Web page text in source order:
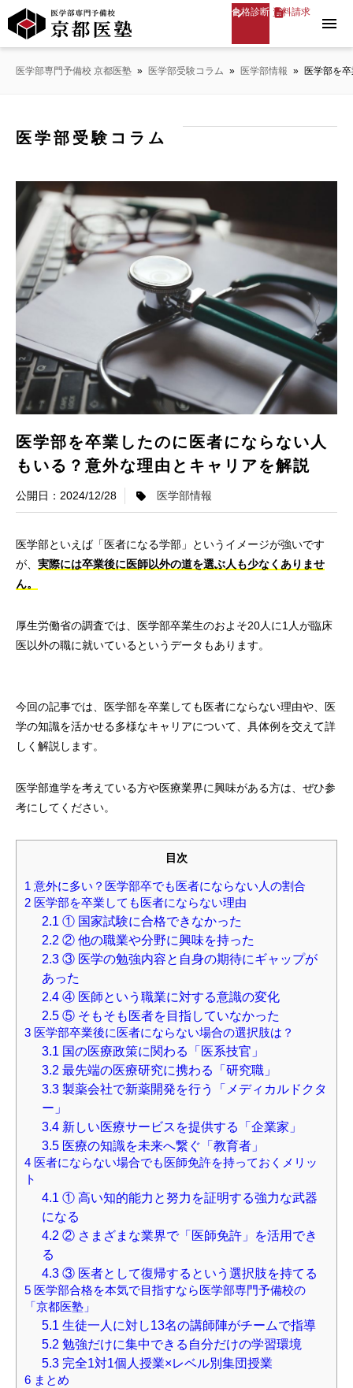
合格診断 資料請求
menu
医学部専門予備校 京都医塾 » 医学部受験コラム » 医学部情報 » 医学部を
医学部受験コラム
医学部を卒業したのに医者にならない人
もいる？意外な理由とキャリアを解説
2024/12/28 医学部情報
医学部といえば「医者になる学部」というイメージが強いです
が、 実際には卒業後に医師以外の道を選ぶ人も少なくありませ
ん。
厚生労働省の調査では、医学部卒業生のおよそ20人に1人が臨床
医以外の職に就いているというデータもあります。
今回の記事では、医学部を卒業しても医者にならない理由や、医
学の知識を活かせる多様なキャリアについて、具体例を交えて詳
しく解説します。
医学部進学を考えている方や医療業界に興味がある方は、ぜひ参
考にしてください。
目次
1 意外に多い？医学部卒でも医者にならない人の割合
2 医学部を卒業しても医者にならない理由
2.1 ① 国家試験に合格できなかった
2.2 ② 他の職業や分野に興味を持った
2.3③ 医学の勉強内容と自身の期待にギャップが
あった
2.4④ 医師という職業に対する意識の変化
2.5⑤ そもそも医者を目指していなかった
3 医学部卒業後に医者にならない場合の選択肢は？
3.1 国の医療政策に関わる「医系技官」
3.2 最先端の医療研究に携わる「研究職」
3.3製薬会社で新薬開発を行う「メディカルドクタ
ー」
3.4新しい医療サービスを提供する「企業家」
3.5医療の知識を未来へ繋ぐ「教育者」
4 医者にならない場合でも医師免許を持っておくメリッ
ト
4.1 ① 高い知的能力と努力を証明する強力な武器
になる
4.2 ② さまざまな業界で「医師免許」を活用でき
る
4.3③ 医者として復帰するという選択肢を持てる
5 医学部合格を本気で目指すなら医学部専門予備校の
「京都医塾」
5.1 生徒一人に対し13名の講師陣がチームで指導
5.2 勉強だけに集中できる自分だけの学習環境
5.3完全1対1個人授業×レベル別集団授業
6 まとめ